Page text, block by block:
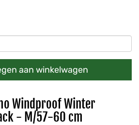
aan winkelwagen
Windproof Winter
- M/57-60 cm